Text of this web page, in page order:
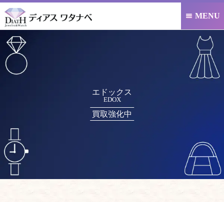
 MENU
エドックス
EDOX
買取強化中